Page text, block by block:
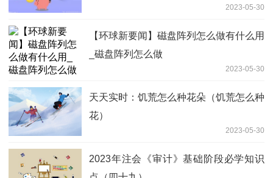
2023-05-30
【环球新要闻】磁盘阵列怎么做有什么用
_磁盘阵列怎么做
2023-05-30
天天实时：饥荒怎么种花朵（饥荒怎么种
花）
2023-05-30
2023年注会《审计》基础阶段必学知识